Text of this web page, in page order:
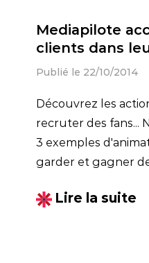
Mediapilote
clients dans
réseaux sociaux
Publié le 22/10/2014
Découvrez les
recruter des fans...
3 exemples
garder et gagner
Lire la suite